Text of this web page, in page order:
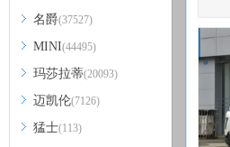
名爵(37527)
MINI(44495)
玛莎拉蒂(20093)
迈凯伦(7126)
猛士(113)